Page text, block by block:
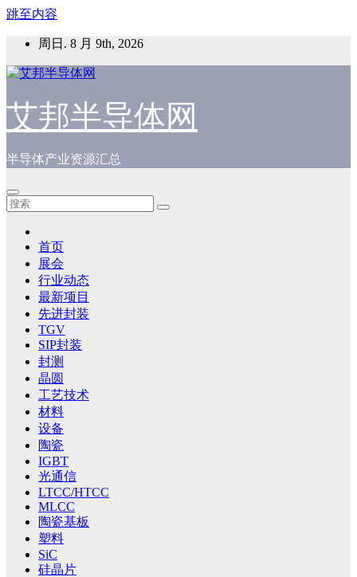
跳至内容
周日. 8 月 9th, 2026
艾邦半导体网
半导体产业资源汇总
首页
展会
行业动态
最新项目
先进封装
TGV
SIP封装
封测
晶圆
工艺技术
材料
设备
陶瓷
IGBT
光通信
LTCC/HTCC
MLCC
陶瓷基板
塑料
SiC
硅晶片